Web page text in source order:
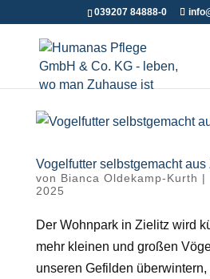
039207 84888-0
Vogelfutter selbstgemacht aus
von Bianca Oldekamp-Kurth |
2025
Der Wohnpark in Zielitz wird
mehr kleinen und großen
unseren Gefilden